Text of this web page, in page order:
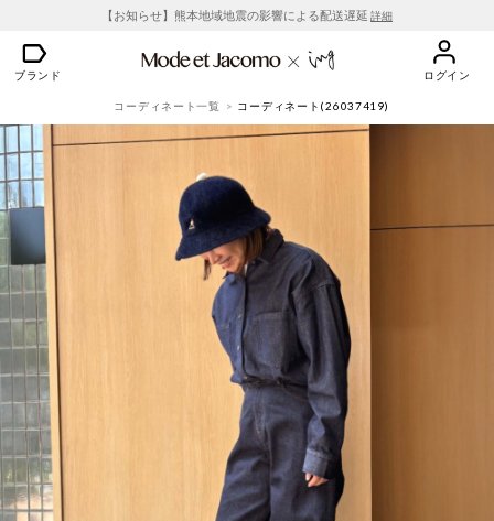
【お知らせ】熊本地域地震の影響による配送遅延 詳細
ブランド ログイン
コーディネート一覧 コーディネート(26037419)